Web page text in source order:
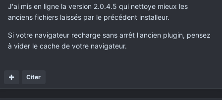
J'ai mis en ligne la version 2.0.4.5 qui nettoye mieux les
anciens fichiers laissés par le précédent installeur.
Si votre navigateur recharge sans arrêt l'ancien plugin, pensez
à vider le cache de votre navigateur.
Citer